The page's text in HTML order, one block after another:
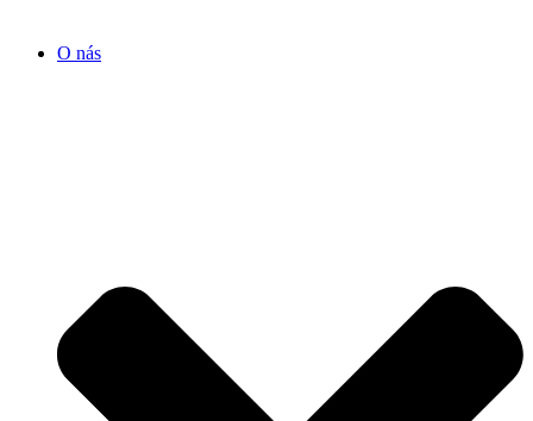
O nás